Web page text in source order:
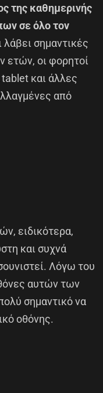
της καθημερινής
σε όλο τον
λάβει σημαντικές
ετών, οι φορητοί
και άλλες
από
ειδικότερα,
και συχνά
Λόγω του
αυτών των
σημαντικό να
οθόνης.